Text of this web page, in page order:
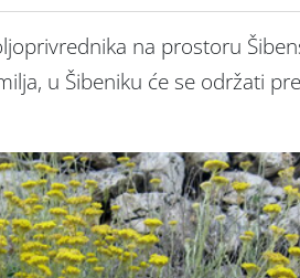
na prostoru
u Šibeniku će se održati